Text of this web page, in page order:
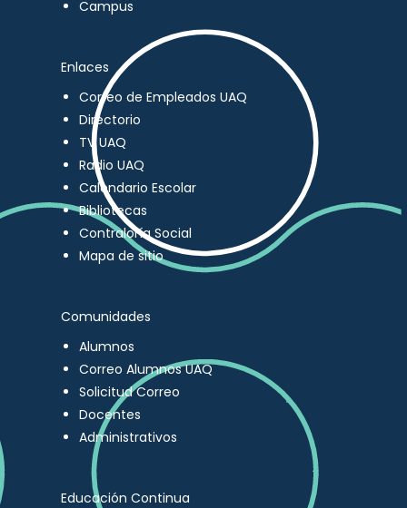
Campus
Enlaces
Correo de Empleados UAQ
Directorio
TV UAQ
Radio UAQ
Calendario Escolar
Bibliotecas
Contraloría Social
Mapa de sitio
Comunidades
Alumnos
Correo Alumnos UAQ
Solicitud Correo
Docentes
Administrativos
Educación Continua